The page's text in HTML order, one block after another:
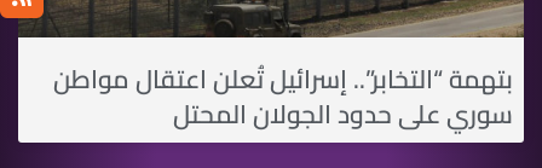
بتهمة “التخابر”.. إسرائيل تُعلن اعتقال مواطن
سوري على حدود الجولان المحتل